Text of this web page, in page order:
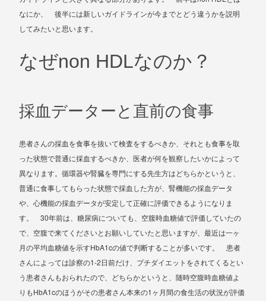
なにか、 後半には新しいガイドラインが今までとどう違うかを説明
してみたいと思います。
なぜnon HDLなのか？
採血データーと直前の食事
患者さんの採血を食事を抜いて検査をするべきか、それとも食事を取
った状態で普通に採血するべきか、医者が何を観察したいかによって
異なります。循環器や腎臓を専門にする先生方はどちらかというと、
普通に食事してもらった状態で採血した方が、腎機能の採血データ
や、心機能の採血データが安定して正確に評価できるようになりま
す。30年前は、糖尿病についても、空腹時血糖値で評価していたの
で、空腹で来てくださいとお願いしていたと思いますが、最近は一ヶ
月の平均血糖値を示すHbA1cの値で判断することが多いです。 患者
さんによっては診察の1-2 日前だけ、プチダイエットをされてくるとい
う患者さんもおられたので、どちらかというと、随時空腹時血糖値よ
りも HbA1cのほうがその患者さん本来の1 ヶ月間の食生活の状況が評価